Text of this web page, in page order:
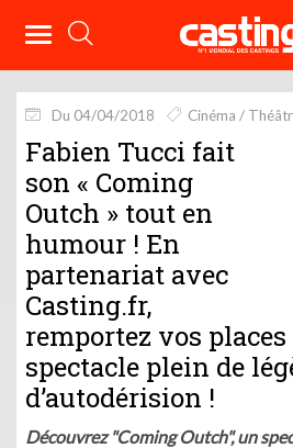
Du 04/04/2018 Cinéma /
Fabien Tucci fait
son « Coming
Outch » tout en
humour ! En
partenariat avec
Casting.fr,
remportez vos
spectacle plein de
d’autodérision !
Découvrez "Coming Outch", un